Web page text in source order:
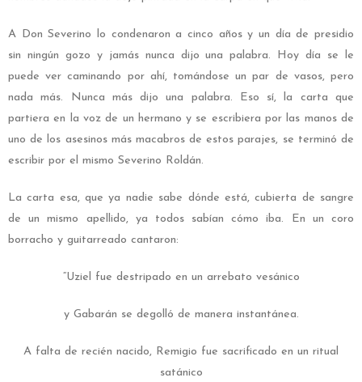
A Don Severino lo condenaron a cinco años y un día de presidio
sin ningún gozo y jamás nunca dijo una palabra. Hoy día se le
puede ver caminando por ahí, tomándose un par de vasos, pero
nada más. Nunca más dijo una palabra. Eso sí, la carta que
partiera en la voz de un hermano y se escribiera por las manos de
uno de los asesinos más macabros de estos parajes, se terminó de
escribir por el mismo Severino Roldán.
La carta esa, que ya nadie sabe dónde está, cubierta de sangre
de un mismo apellido, ya todos sabían cómo iba. En un coro
borracho y guitarreado cantaron:
“Uziel fue destripado en un arrebato vesánico
y Gabarán se degolló de manera instantánea.
A falta de recién nacido, Remigio fue sacrificado en un ritual
satánico